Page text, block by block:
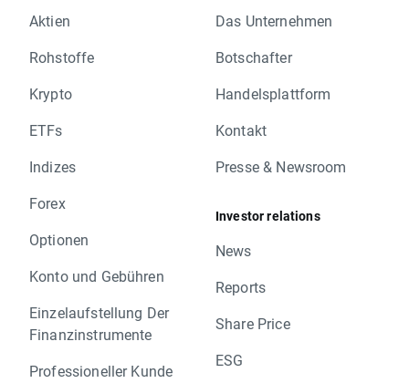
Aktien
Rohstoffe
Krypto
ETFs
Indizes
Forex
Optionen
Konto und Gebühren
Einzelaufstellung Der
Finanzinstrumente
Professioneller Kunde
Das Unternehmen
Botschafter
Handelsplattform
Kontakt
Presse & Newsroom
Investor relations
News
Reports
Share Price
ESG